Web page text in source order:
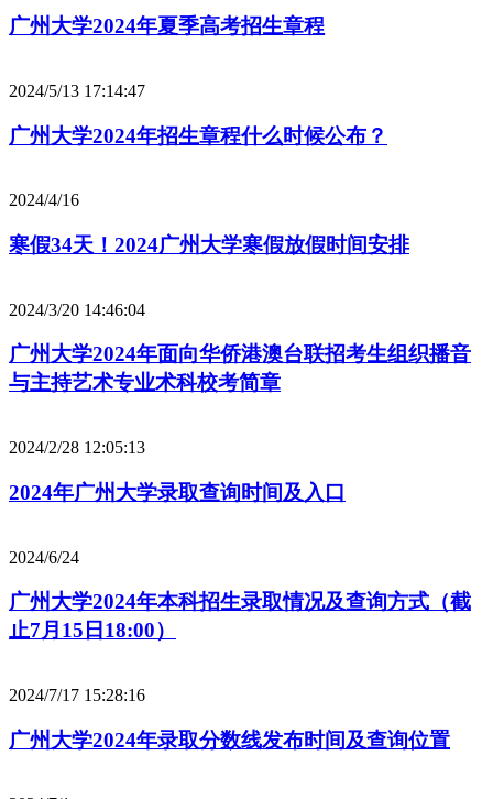
广州大学2024年夏季高考招生章程
2024/5/13 17:14:47
广州大学2024年招生章程什么时候公布？
2024/4/16
寒假34天！2024广州大学寒假放假时间安排
2024/3/20 14:46:04
广州大学2024年面向华侨港澳台联招考生组织播音
与主持艺术专业术科校考简章
2024/2/28 12:05:13
2024年广州大学录取查询时间及入口
2024/6/24
广州大学2024年本科招生录取情况及查询方式（截
止7月15日18:00）
2024/7/17 15:28:16
广州大学2024年录取分数线发布时间及查询位置